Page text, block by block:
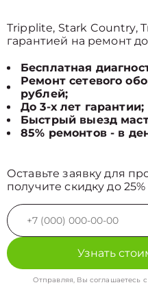
Tripplite, Stark Country,
гарантией на ремонт до
Бесплатная
Ремонт сетевого
рублей;
До 3-х лет гарантии;
Быстрый выезд
85% ремонтов - в
Оставьте заявку для
получите скидку до 25%
Узнать
Отправляя, Вы соглашаетесь с